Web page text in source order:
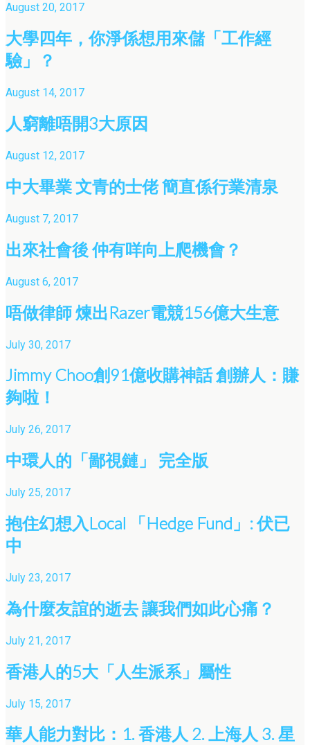
August 20, 2017
大學四年，你淨係想用來儲「工作經
驗」？
August 14, 2017
人窮離唔開3大原因
August 12, 2017
中大畢業 文青的士佬 簡直係行業清泉
August 7, 2017
出來社會後 仲有咩向上爬機會？
August 6, 2017
唔做律師 煉出Razer電競156億大生意
July 30, 2017
Jimmy Choo創91億收購神話 創辦人：賺
夠啦！
July 26, 2017
中環人的「鄙視鏈」 完全版
July 25, 2017
抱住幻想入Local 「Hedge Fund」: 伏已
中
July 23, 2017
為什麼友誼的逝去 讓我們如此心痛？
July 21, 2017
香港人的5大「人生派系」屬性
July 15, 2017
華人能力對比：1. 香港人 2. 上海人 3. 星